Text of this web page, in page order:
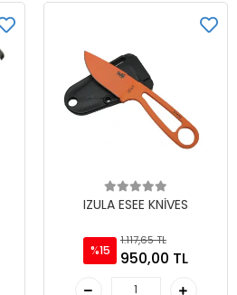
IZULA ESEE KNİVES
%15
1.117,65 TL
950,00 TL